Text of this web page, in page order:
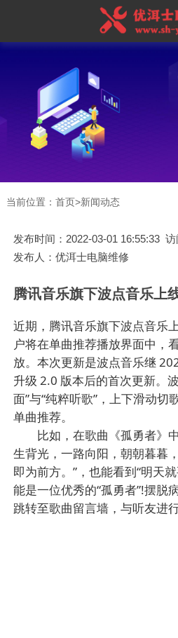
当前位置： 首页>新闻动态
发布时间：2022-03-01 16:55:33
发布人：优洱士电脑维修
腾讯音乐旗下波点音乐上
近期，腾讯音乐旗下波点音乐
户将在单曲推荐播放界面中，
放。本次更新是波点音乐继
升级 2.0 版本后的首次更新。
面”与“纯粹听歌”，上下滑动切
单曲推荐。
比如，在歌曲《孤勇者》中
生背光，一路向阳，朝朝暮暮
即为前方。”，也能看到“明天
能是一位优秀的“孤勇者”!摆脱
跳转至歌曲留言墙，与听友进行